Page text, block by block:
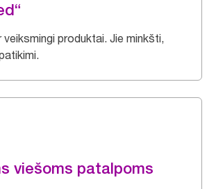
veiksmingi produktai. Jie minkšti,
viešoms patalpoms